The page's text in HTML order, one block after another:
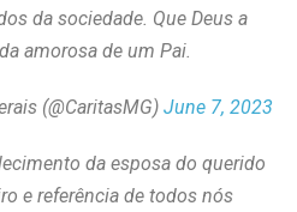
da sociedade. Que Deus a
amorosa de um Pai.
(@CaritasMG) June 7, 2023
da esposa do querido
e referência de todos nós